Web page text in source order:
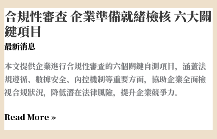
大
隱
患
的
策
略
合規性審查 企業準備就緒檢核 六大關
鍵項目
最新消息
本文提供企業進行合規性審查的六個關鍵自測項目，涵蓋法
規遵循、數據安全、內控機制等重要方面，協助企業全面檢
視合規狀況，降低潛在法律風險，提升企業競爭力。
合
規
性
審
查
企
業
備
就
Read More »